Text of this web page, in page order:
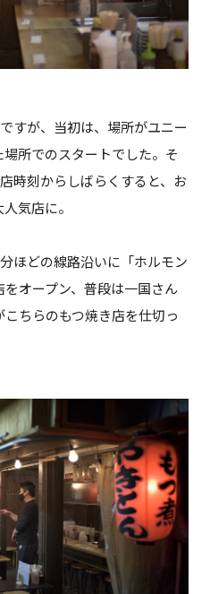
すが、当初は、場所がユニー
所でのスタートでした。そ
時刻からしばらくすると、お
気店に。
ほどの線路沿いに「ホルモン
オープン、普段は一国さん
ちらのもつ焼き店を仕切っ